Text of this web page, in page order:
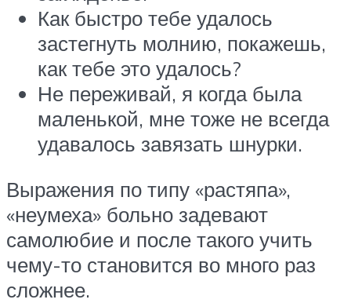
Как быстро тебе удалось
застегнуть молнию, покажешь,
как тебе это удалось?
Не переживай, я когда была
маленькой, мне тоже не всегда
удавалось завязать шнурки.
Выражения по типу «растяпа»,
«неумеха» больно задевают
самолюбие и после такого учить
чему-то становится во много раз
сложнее.